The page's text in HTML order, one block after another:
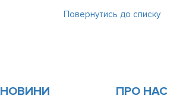
Повернутись до списку
НОВИНИ ПРО НАС